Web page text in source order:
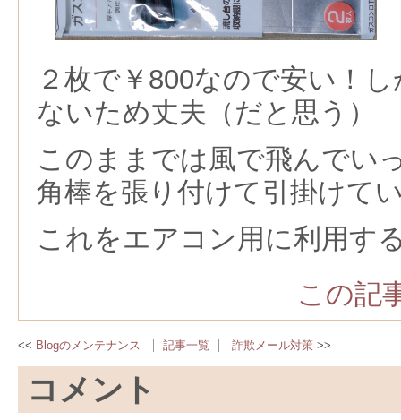
２枚で￥800なので安い！
ないため丈夫（だと思う）
このままでは風で飛んでい
角棒を張り付けて引掛けて
これをエアコン用に利用す
この記
Blogのメンテナンス 記事一覧 詐欺メール対策
コメント